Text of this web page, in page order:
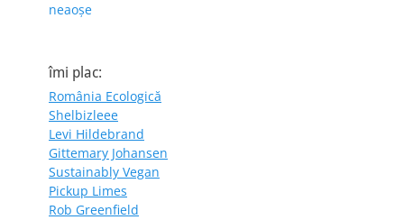
neaoșe
îmi plac:
România Ecologică
Shelbizleee
Levi Hildebrand
Gittemary Johansen
Sustainably Vegan
Pickup Limes
Rob Greenfield